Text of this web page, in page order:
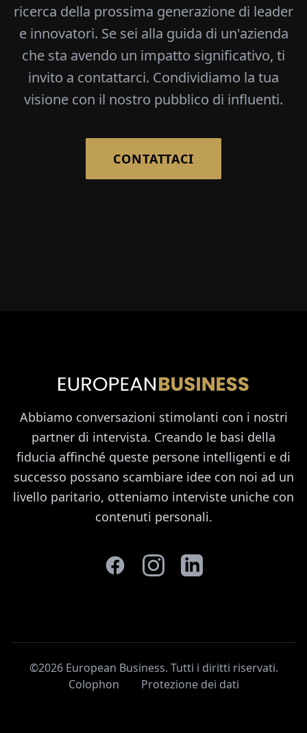
ricerca della prossima generazione di leader
e innovatori. Se sei alla guida di un'azienda
che sta avendo un impatto significativo, ti
invito a contattarci. Condividiamo la tua
visione con il nostro pubblico di influenti.
CONTATTACI
Abbiamo conversazioni stimolanti con i nostri
partner di intervista. Creando le basi della
fiducia affinché queste persone intelligenti e di
successo possano scambiare idee con noi ad un
livello paritario, otteniamo interviste uniche con
contenuti personali.
©2026 European Business. Tutti i diritti riservati.
Colophon
Protezione dei dati